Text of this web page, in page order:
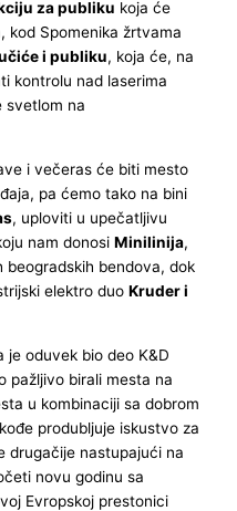
za publiku koja će
kod Spomenika žrtvama
i publiku, koja će, na
kontrolu nad laserima
svetlom na
i večeras će biti mesto
pa ćemo tako na bini
, uploviti u upečatljivu
nam donosiMinilinija,
beogradskih bendova, dok
elektro duoKruder i
je oduvek bio deo K&D
pažljivo birali mesta na
u kombinaciji sa dobrom
produbljuje iskustvo za
drugačije nastupajući na
novu godinu sa
Evropskoj prestonici